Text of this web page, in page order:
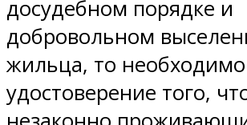
досудебном порядке и
добровольном
жильца, то необходимо
удостоверение того,